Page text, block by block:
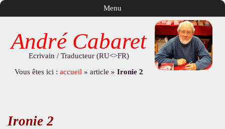
André Cabaret
Ecrivain / Traducteur (RU<>FR)
Vous êtes ici : accueil » article » Ironie 2
Menu
Ironie 2